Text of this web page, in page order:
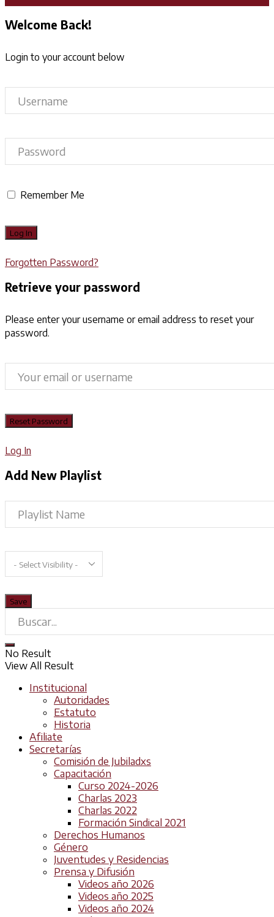
Welcome Back!
Login to your account below
Remember Me
Forgotten Password?
Retrieve your password
Please enter your username or email address to reset your
password.
Log In
Add New Playlist
No Result
View All Result
Institucional
Autoridades
Estatuto
Historia
Afiliate
Secretarías
Comisión de Jubiladxs
Capacitación
Curso 2024-2026
Charlas 2023
Charlas 2022
Formación Sindical 2021
Derechos Humanos
Género
Juventudes y Residencias
Prensa y Difusión
Videos año 2026
Videos año 2025
Videos año 2024